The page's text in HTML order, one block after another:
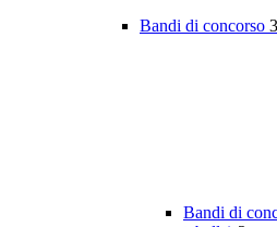
Bandi di concorso 3
Bandi di